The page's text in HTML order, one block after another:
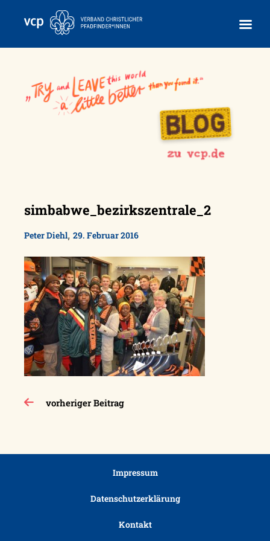
simbabwe_bezirkszentrale_2
Peter Diehl, 29. Februar 2016
Beitragsnavigation
vorheriger Beitrag
Impressum
Datenschutzerklärung
Kontakt